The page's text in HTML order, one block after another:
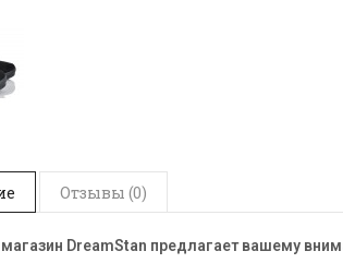
Отзывы (0)
магазин DreamStan предлагает вашему